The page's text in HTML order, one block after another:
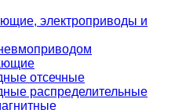
электроприводы и
отсечные
распределительные